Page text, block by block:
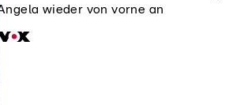
wieder von vorne an